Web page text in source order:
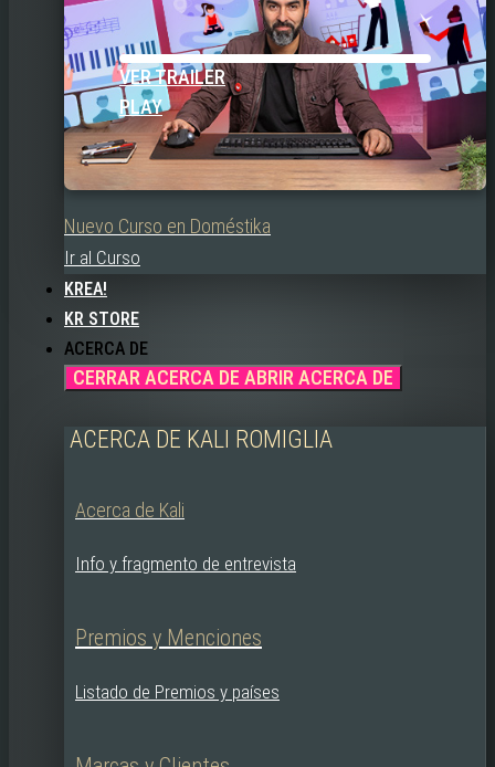
VER TRAILER
PLAY
Nuevo Curso en Doméstika
Ir al Curso
KREA!
KR STORE
ACERCA DE
CERRAR ACERCA DE ABRIR ACERCA DE
ACERCA DE KALI ROMIGLIA
Acerca de Kali
Info y fragmento de entrevista
Premios y Menciones
Listado de Premios y países